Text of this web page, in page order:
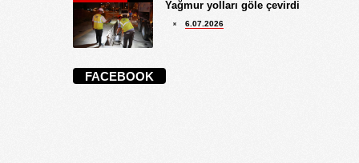
Yağmur yolları göle çevirdi
6.07.2026
FACEBOOK